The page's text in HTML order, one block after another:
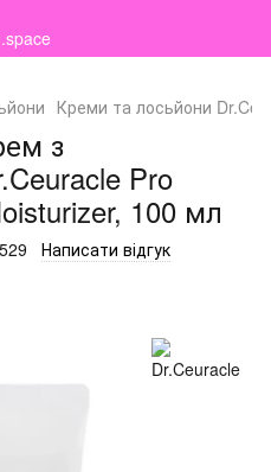
Креми та лосьйони
з
Pro
100 мл
Написати відгук